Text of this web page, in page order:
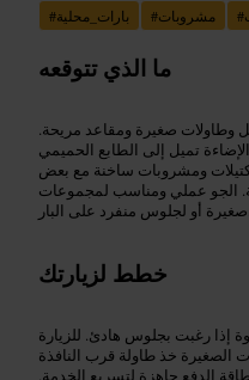
#بارات_محلية #مشروبات #
ما الذي تتوقعه
وطاولات صغيرة ومقاعد مريحة.
تميل إلى الطابع الحميمي
ومشروبات ساخنة مع بعض
الجو عملي ومناسب لمجموعات
خطط لزيارتك
إذا رغبت بجلوس هادئ. للزيارة
الصغيرة خذ طاولة قرب النافذة
الدفع جاهزة لتسريع الخدمة.